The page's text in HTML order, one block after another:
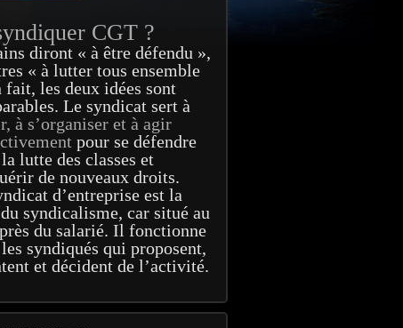
CGT ?
diront « à être défendu »,
« à lutter tous ensemble
fait, les deux idées sont
Le syndicat sert à
à s’organiser et à agir
pour se défendre
lutte des classes et
de nouveaux droits.
d’entreprise est la
syndicalisme, car situé au
du salarié. Il fonctionne
syndiqués qui proposent,
et décident de l’activité.